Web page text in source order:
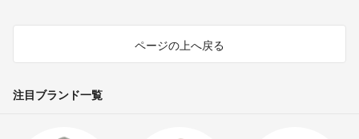
ページの上へ戻る
注目ブランド一覧